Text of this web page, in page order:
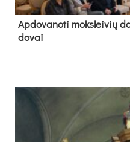
Ap­do­va­no­ti moks­lei­vių
do­vai